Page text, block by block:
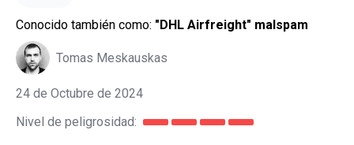
Conocido también como: "DHL Airfreight" malspam
Tomas Meskauskas
24 de Octubre de 2024
Nivel de peligrosidad: